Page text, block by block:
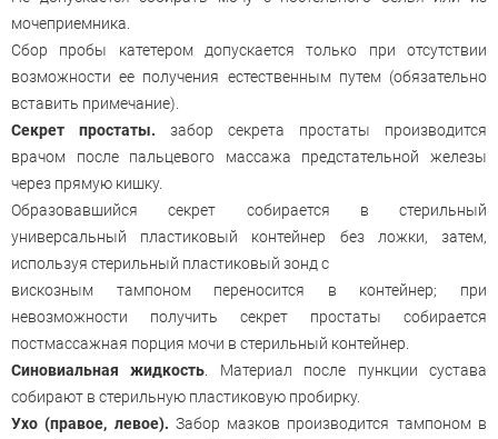
мочеприемника.
Сбор пробы катетером допускается только при отсутствии
возможности ее получения естественным путем (обязательно
вставить примечание).
Секрет простаты. забор секрета простаты производится
врачом после пальцевого массажа предстательной железы
через прямую кишку.
Образовавшийся секрет собирается в стерильный
универсальный пластиковый контейнер без ложки, затем,
используя стерильный пластиковый зонд с
вискозным тампоном переносится в контейнер; при
невозможности получить секрет простаты собирается
постмассажная порция мочи в стерильный контейнер.
Синовиальная жидкость . Материал после пункции сустава
собирают в стерильную пластиковую пробирку.
Ухо (правое, левое). Забор мазков производится тампоном в